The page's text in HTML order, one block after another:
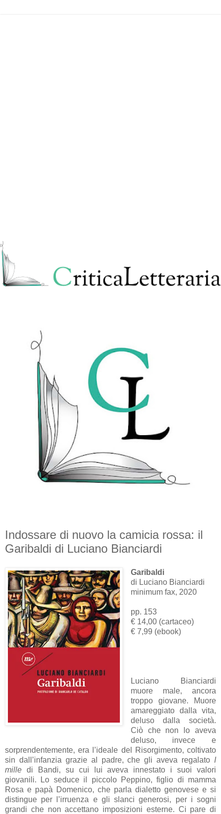
Indossare di nuovo la camicia rossa: il
Garibaldi di Luciano Bianciardi
Garibaldi
di Luciano Bianciardi
minimum fax, 2020
pp. 153
€ 14,00 (cartaceo)
€ 7,99 (ebook)
Luciano Bianciardi
muore male, ancora
troppo giovane. Muore
amareggiato dalla vita,
deluso dalla società.
Ciò che non lo aveva
deluso, invece e
sorprendentemente, era l’ideale del Risorgimento, coltivato
sin dall’infanzia grazie al padre, che gli aveva regalato I
mille di Bandi, su cui lui aveva innestato i suoi valori
giovanili. Lo seduce il piccolo Peppino, figlio di mamma
Rosa e papà Domenico, che parla dialetto genovese e si
distingue per l’irruenza e gli slanci generosi, per i sogni
grandi che non accettano imposizioni esterne. Ci pare di